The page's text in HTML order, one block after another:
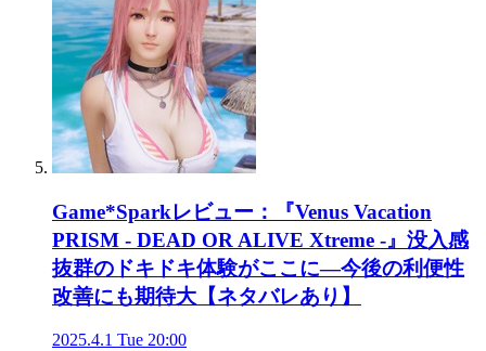
Game*Sparkレビュー：『Venus Vacation
PRISM - DEAD OR ALIVE Xtreme -』没入感
抜群のドキドキ体験がここに―今後の利便性
改善にも期待大【ネタバレあり】
2025.4.1 Tue 20:00